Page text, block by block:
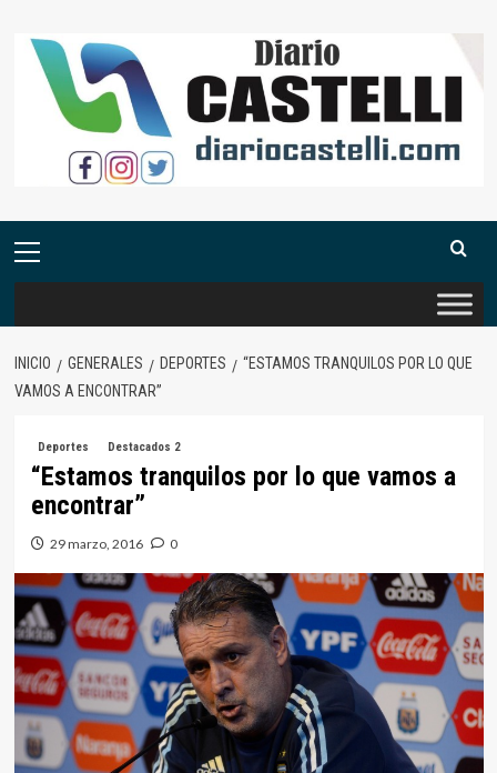
contenido
Menú
INICIO GENERALES DEPORTES
“ESTAMOS TRANQUILOS POR LO QUE
VAMOS A ENCONTRAR”
Deportes Destacados 2
“Estamos tranquilos por lo que vamos a
encontrar”
29 marzo, 2016 0